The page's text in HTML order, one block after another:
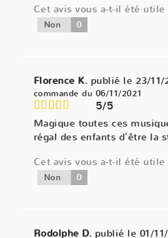
Cet avis vous a-t-il été utile
Non 0
Florence K. publié le 23/11/
commande du 06/11/2021
5/5
Magique toutes ces
régal des enfants d'être la
Cet avis vous a-t-il été utile
Non 0
Rodolphe D. publié le 01/